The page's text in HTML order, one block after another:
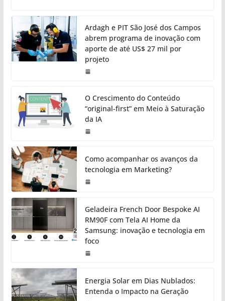
Ardagh e PIT São José dos Campos
abrem programa de inovação com
aporte de até US$ 27 mil por
projeto
O Crescimento do Conteúdo
“original-first” em Meio à Saturação
da IA
Como acompanhar os avanços da
tecnologia em Marketing?
Geladeira French Door Bespoke AI
RM90F com Tela AI Home da
Samsung: inovação e tecnologia em
foco
Energia Solar em Dias Nublados:
Entenda o Impacto na Geração